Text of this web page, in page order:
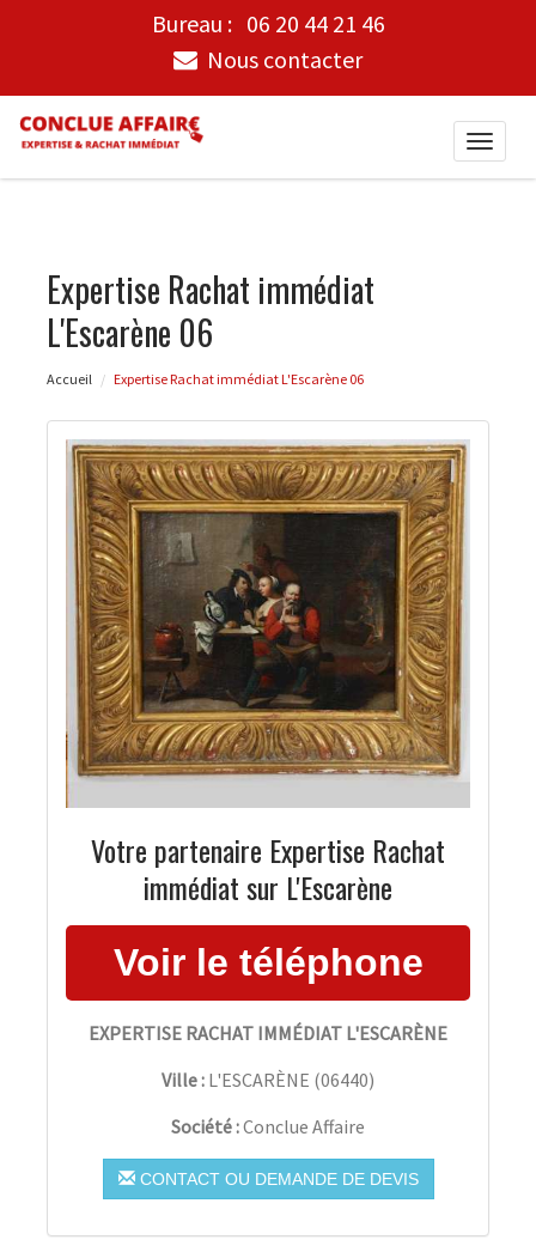
Bureau : 06 20 44 21 46
Nous contacter
Toggle
Expertise Rachat immédiat
L'Escarène 06
Accueil Expertise Rachat immédiat L'Escarène 06
Votre partenaire Expertise Rachat
immédiat sur L'Escarène
EXPERTISE RACHAT IMMÉDIAT L'ESCARÈNE
Ville : L'ESCARÈNE (06440)
Société :Conclue Affaire
CONTACT OU DEMANDE DE DEVIS